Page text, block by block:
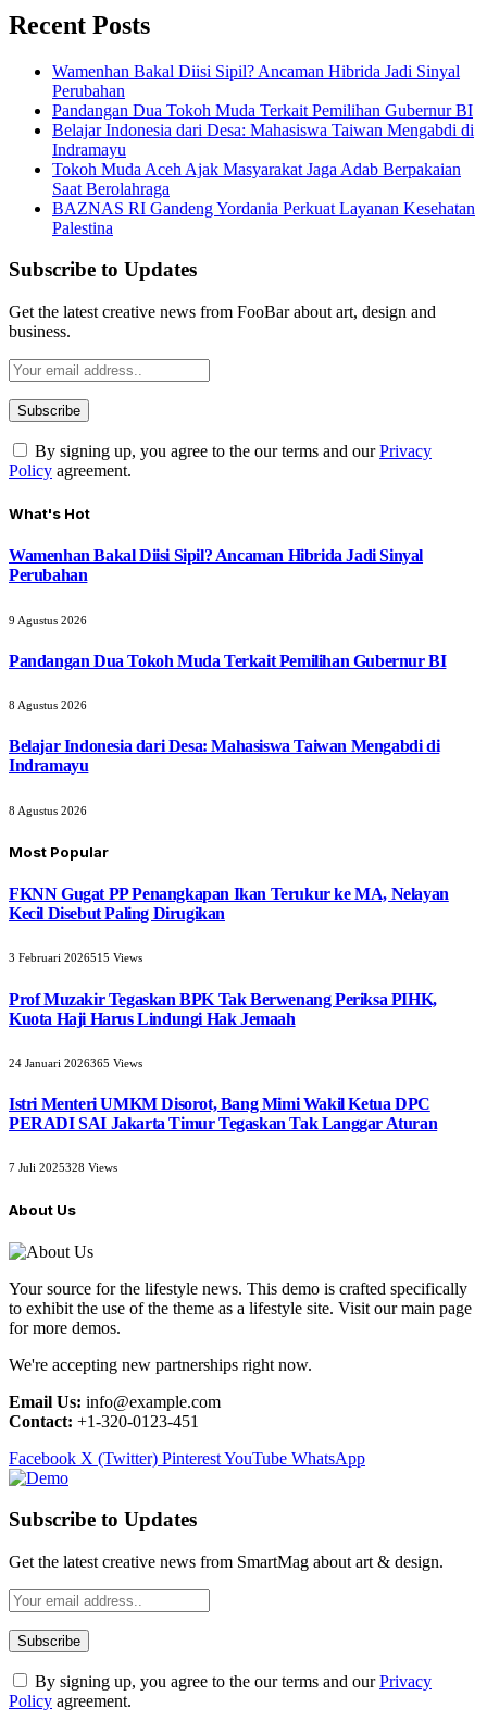
Recent Posts
Wamenhan Bakal Diisi Sipil? Ancaman Hibrida Jadi Sinyal
Perubahan
Pandangan Dua Tokoh Muda Terkait Pemilihan Gubernur BI
Belajar Indonesia dari Desa: Mahasiswa Taiwan Mengabdi di
Indramayu
Tokoh Muda Aceh Ajak Masyarakat Jaga Adab Berpakaian
Saat Berolahraga
BAZNAS RI Gandeng Yordania Perkuat Layanan Kesehatan
Palestina
Subscribe to Updates
Get the latest creative news from FooBar about art, design and
business.
By signing up, you agree to the our terms and ourPrivacy
Policy agreement.
What's Hot
Wamenhan Bakal Diisi Sipil? Ancaman Hibrida Jadi Sinyal
Perubahan
9 Agustus 2026
Pandangan Dua Tokoh Muda Terkait Pemilihan Gubernur BI
8 Agustus 2026
Belajar Indonesia dari Desa: Mahasiswa Taiwan Mengabdi di
Indramayu
8 Agustus 2026
Most Popular
FKNN Gugat PP Penangkapan Ikan Terukur ke MA, Nelayan
Kecil Disebut Paling Dirugikan
3 Februari 2026515 Views
Prof Muzakir Tegaskan BPK Tak Berwenang Periksa PIHK,
Kuota Haji Harus Lindungi Hak Jemaah
24 Januari 2026365 Views
Istri Menteri UMKM Disorot, Bang Mimi Wakil Ketua DPC
PERADI SAI Jakarta Timur Tegaskan Tak Langgar Aturan
7 Juli 2025328 Views
About Us
Your source for the lifestyle news. This demo is crafted specifically
to exhibit the use of the theme as a lifestyle site. Visit our main page
for more demos.
We're accepting new partnerships right now.
Email Us: info@example.com
Contact: +1-320-0123-451
Facebook X (Twitter) PinterestYouTube WhatsApp
Subscribe to Updates
Get the latest creative news from SmartMag about art & design.
By signing up, you agree to the our terms and ourPrivacy
Policy agreement.